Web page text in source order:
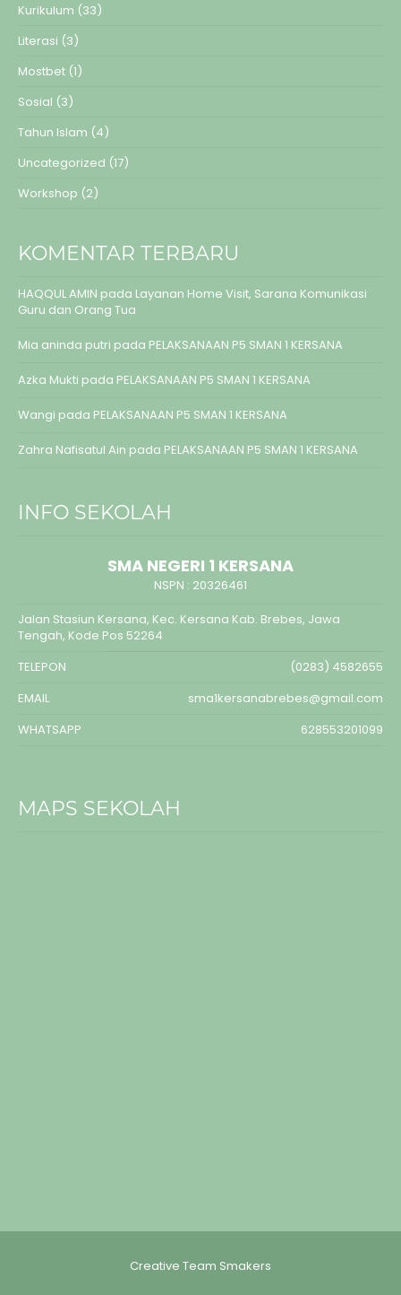
Kurikulum (33)
Literasi (3)
Mostbet (1)
Sosial (3)
Tahun Islam (4)
Uncategorized (17)
Workshop (2)
KOMENTAR TERBARU
HAQQUL AMIN pada Layanan Home Visit, Sarana Komunikasi
Guru dan Orang Tua
Mia aninda putri pada PELAKSANAAN P5 SMAN 1 KERSANA
Azka Mukti pada PELAKSANAAN P5 SMAN 1 KERSANA
Wangi pada PELAKSANAAN P5 SMAN 1 KERSANA
Zahra Nafisatul Ain pada PELAKSANAAN P5 SMAN 1 KERSANA
INFO SEKOLAH
SMA NEGERI 1 KERSANA
NSPN : 20326461
Jalan Stasiun Kersana, Kec. Kersana Kab. Brebes, Jawa
Tengah, Kode Pos 52264
TELEPON
(0283) 4582655
EMAIL
sma1kersanabrebes@gmail.com
WHATSAPP
628553201099
MAPS SEKOLAH
Creative Team Smakers